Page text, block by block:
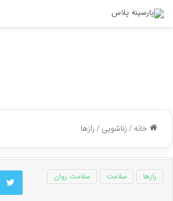
خانه/زناشویی/رازها
رازها سلامت سلامت روان